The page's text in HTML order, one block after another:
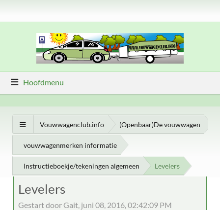
Hoofdmenu
Vouwwagenclub.info (Openbaar)De vouwwagen
vouwwagenmerken informatie
Instructieboekje/tekeningen algemeen Levelers
Levelers
Gestart door Gait, juni 08, 2016, 02:42:09 PM